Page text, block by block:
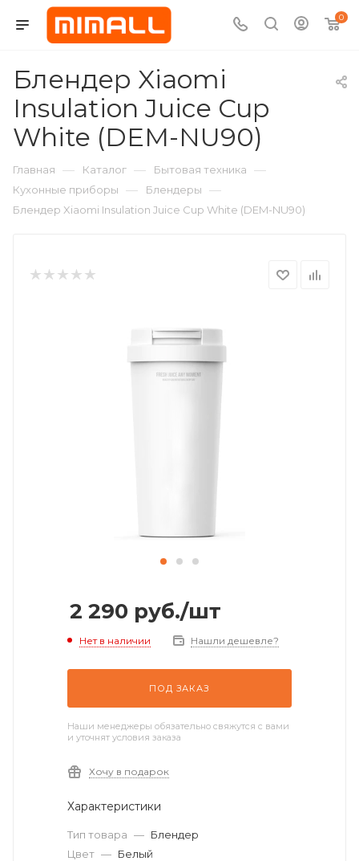
0
Блендер Xiaomi
Insulation Juice Cup
White (DEM-NU90)
Главная — Каталог — Бытовая техника —
Кухонные приборы — Блендеры —
Блендер Xiaomi Insulation Juice Cup White (DEM-NU90)
2 290 руб./шт
Нет в наличии Нашли дешевле?
ПОД ЗАКАЗ
Наши менеджеры обязательно свяжутся с вами
и уточнят условия заказа
Хочу в подарок
Характеристики
Тип товара — Блендер
Цвет — Белый